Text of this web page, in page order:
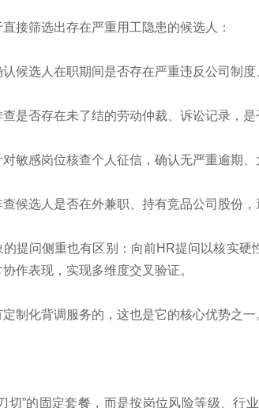
接筛选出存在严重用工隐患的候选人：
候选人在职期间是否存在严重违反公司制
是否存在未了结的劳动仲裁、诉讼记录，
敏感岗位核查个人征信，确认无严重逾期
候选人是否在外兼职、持有竞品公司股份
提问侧重也有区别：向前HR提问以核实
作表现，实现多维度交叉验证。
制化背调服务的‌，这也是它的核心优势之一
切”的固定套餐，而是按岗位风险等级、